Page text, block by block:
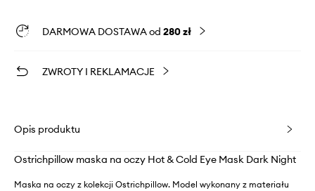
DARMOWA DOSTAWA od 280 zł
ZWROTY I REKLAMACJE
Opis produktu
Ostrichpillow maska na oczy Hot & Cold Eye Mask Dark Night
Maska na oczy z kolekcji Ostrichpillow. Model wykonany z materiału